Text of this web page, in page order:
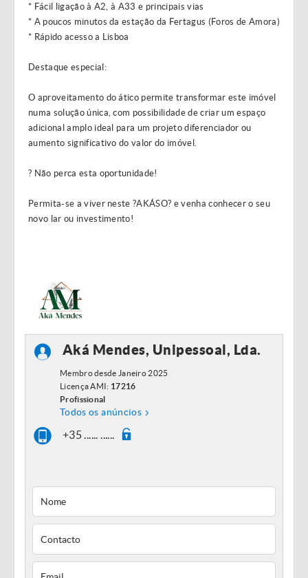
* Fácil ligação à A2, à A33 e principais vias
* A poucos minutos da estação da Fertagus (Foros de Amora)
* Rápido acesso a Lisboa
Destaque especial:
O aproveitamento do ático permite transformar este imóvel
numa solução única, com possibilidade de criar um espaço
adicional amplo ideal para um projeto diferenciador ou
aumento significativo do valor do imóvel.
? Não perca esta oportunidade!
Permita-se a viver neste ?AKÁSO? e venha conhecer o seu
novo lar ou investimento!
Aká Mendes, Unipessoal, Lda.
Membro desde Janeiro 2025
Licença AMI: 17216
Profissional
Todos os anúncios
+35 ...... ......